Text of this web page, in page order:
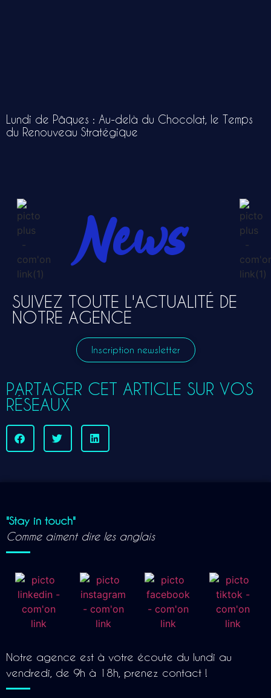
Lundi de Pâques : Au-delà du Chocolat, le Temps
du Renouveau Stratégique
News
SUIVEZ TOUTE L'ACTUALITÉ DE
NOTRE AGENCE
Inscription newsletter
PARTAGER CET ARTICLE SUR VOS
RÉSEAUX
"Stay in touch"
Comme aiment dire les anglais
Notre agence est à votre écoute du lundi au
vendredi, de 9h à 18h, prenez contact !